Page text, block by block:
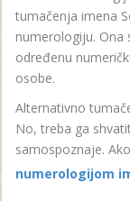
tumačenja imena
numerologiju. Ona
određenu
osobe.
Alternativno
No, treba ga
samospoznaje.
numerologijom